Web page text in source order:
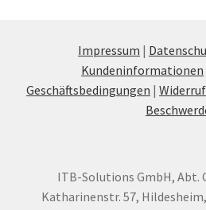
Impressum |
Kundeninformationen
Geschäftsbedingungen |
ITB-Solutions GmbH, Abt.
Katharinenstr. 57,